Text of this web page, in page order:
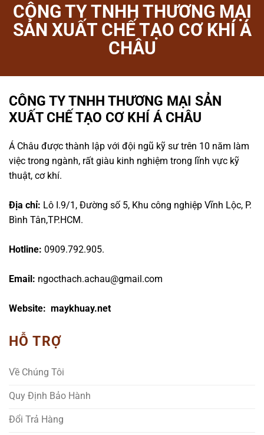
CÔNG TY TNHH THƯƠNG MẠI
SẢN XUẤT CHẾ TẠO CƠ KHÍ Á
CHÂU
CÔNG TY TNHH THƯƠNG MẠI SẢN
XUẤT CHẾ TẠO CƠ KHÍ Á CHÂU
Á Châu được thành lập với đội ngũ kỹ sư trên 10 năm làm
việc trong ngành, rất giàu kinh nghiệm trong lĩnh vực kỹ
thuật, cơ khí.
Địa chỉ: Lô I.9/1, Đường số 5, Khu công nghiệp Vĩnh Lộc, P.
Bình Tân,TP.HCM.
Hotline: 0909.792.905.
Email: ngocthach.achau@gmail.com
Website: maykhuay.net
HỖ TRỢ
Về Chúng Tôi
Quy Định Bảo Hành
Đổi Trả Hàng